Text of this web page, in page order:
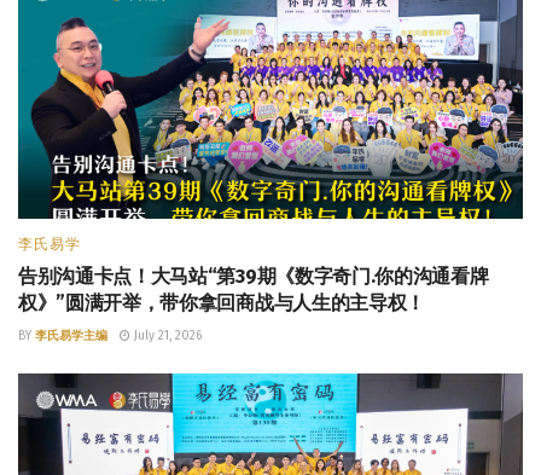
李氏易学
告别沟通卡点！大马站“第39期《数字奇门.你的沟通看牌
权》”圆满开举，带你拿回商战与人生的主导权！
BY 李氏易学主编 July 21, 2026